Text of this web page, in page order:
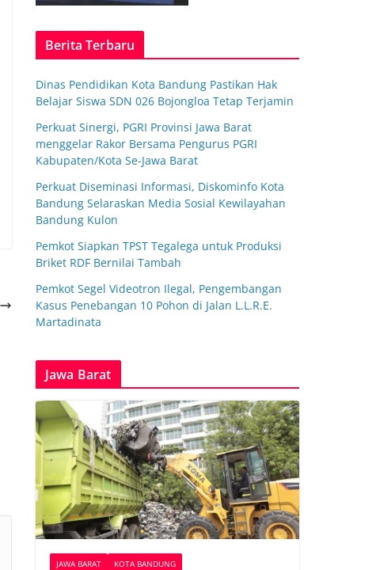
Berita Terbaru
Dinas Pendidikan Kota Bandung Pastikan Hak
Belajar Siswa SDN 026 Bojongloa Tetap Terjamin
Perkuat Sinergi, PGRI Provinsi Jawa Barat
menggelar Rakor Bersama Pengurus PGRI
Kabupaten/Kota Se-Jawa Barat
Perkuat Diseminasi Informasi, Diskominfo Kota
Bandung Selaraskan Media Sosial Kewilayahan
Bandung Kulon
Pemkot Siapkan TPST Tegalega untuk Produksi
Briket RDF Bernilai Tambah
Pemkot Segel Videotron Ilegal, Pengembangan
Kasus Penebangan 10 Pohon di Jalan L.L.R.E.
Martadinata
Jawa Barat
JAWA BARAT KOTA BANDUNG